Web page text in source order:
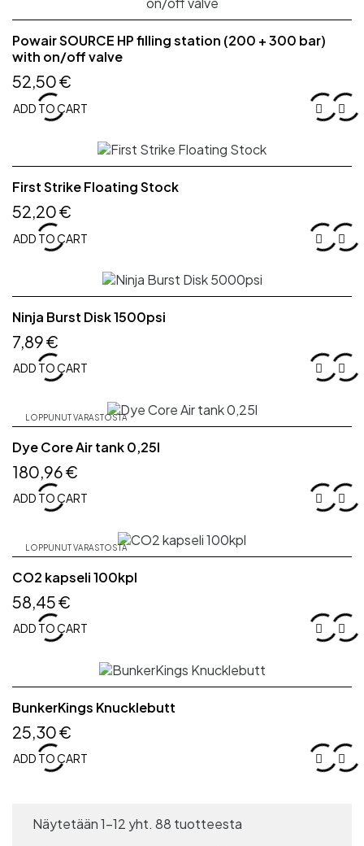
Powair SOURCE HP filling station (200 + 300 bar)
with on/off valve
52,50 €
ADD TO CART  
First Strike Floating Stock
52,20 €
ADD TO CART  
Ninja Burst Disk 1500psi
7,89 €
ADD TO CART  
LOPPUNUT VARASTOSTA
Dye Core Air tank 0,25l
180,96 €
ADD TO CART  
LOPPUNUT VARASTOSTA
CO2 kapseli 100kpl
58,45 €
ADD TO CART  
BunkerKings Knucklebutt
25,30 €
ADD TO CART  
Näytetään 1-12 yht. 88 tuotteesta